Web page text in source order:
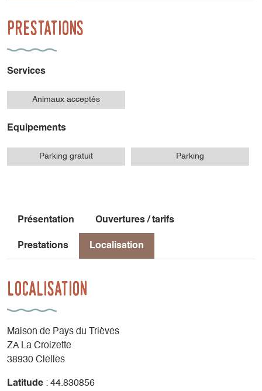
Prestations
Services
Animaux acceptés
Equipements
Parking gratuit Parking
Présentation Ouvertures / tarifs
Prestations Localisation
Localisation
Maison de Pays du Trièves
ZA La Croizette
38930 Clelles
Latitude : 44.830856